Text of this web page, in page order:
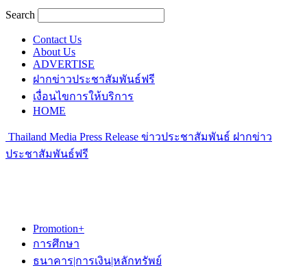
Search
Contact Us
About Us
ADVERTISE
ฝากข่าวประชาสัมพันธ์ฟรี
เงื่อนไขการให้บริการ
HOME
Thailand Media Press Release ข่าวประชาสัมพันธ์ ฝากข่าว
ประชาสัมพันธ์ฟรี
Promotion+
การศึกษา
ธนาคาร|การเงิน|หลักทรัพย์